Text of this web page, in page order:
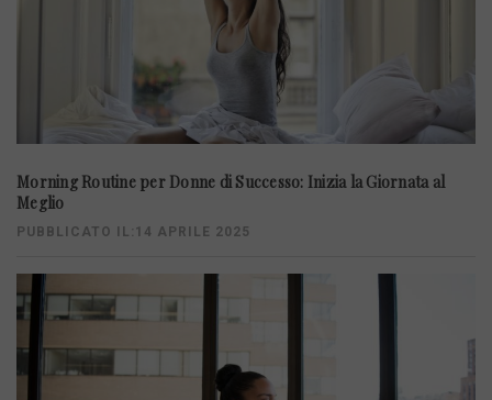
Morning Routine per Donne di Successo: Inizia la Giornata al
Meglio
PUBBLICATO IL:14 APRILE 2025